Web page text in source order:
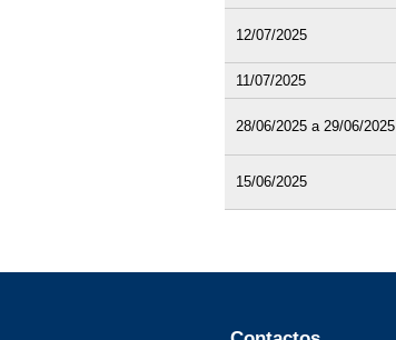
12/07/2025
11/07/2025
28/06/2025 a 29/06/2025
15/06/2025